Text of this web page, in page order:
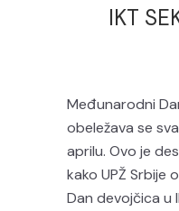
IKT
Međunarodni
obeležava se
aprilu. Ovo je
kako UPŽ Srbije
Dan devojčica u